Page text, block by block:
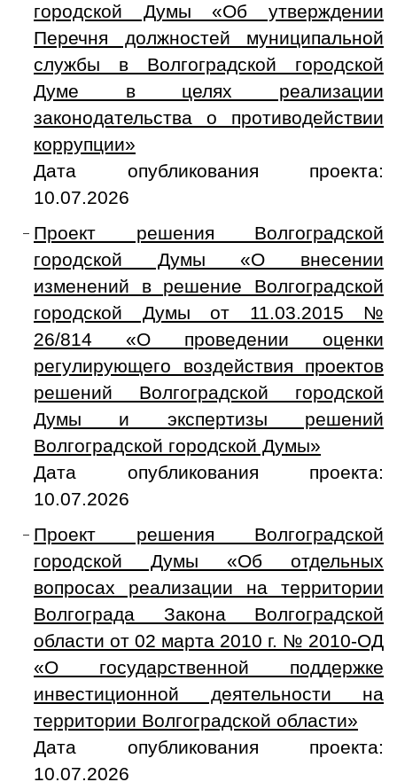
городской Думы «Об утверждении
Перечня должностей муниципальной
службы в Волгоградской городской
Думе в целях реализации
законодательства о противодействии
коррупции»
Дата опубликования проекта:
10.07.2026
Проект решения Волгоградской
городской Думы «О внесении
изменений в решение Волгоградской
городской Думы от 11.03.2015 №
26/814 «О проведении оценки
регулирующего воздействия проектов
решений Волгоградской городской
Думы и экспертизы решений
Волгоградской городской Думы»
Дата опубликования проекта:
10.07.2026
Проект решения Волгоградской
городской Думы «Об отдельных
вопросах реализации на территории
Волгограда Закона Волгоградской
области от 02 марта 2010 г. № 2010-ОД
«О государственной поддержке
инвестиционной деятельности на
территории Волгоградской области»
Дата опубликования проекта:
10.07.2026